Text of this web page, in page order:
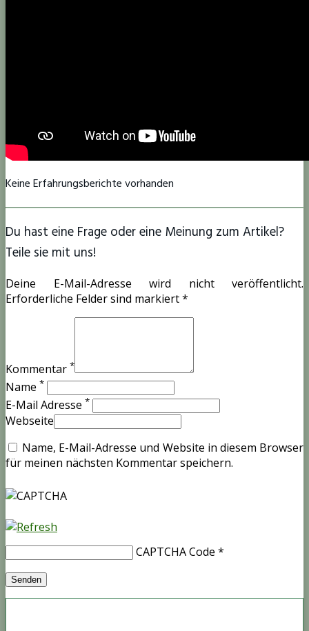
Keine Erfahrungsberichte vorhanden
Du hast eine Frage oder eine Meinung zum Artikel?
Teile sie mit uns!
Deine E-Mail-Adresse wird nicht veröffentlicht.
Erforderliche Felder sind markiert *
Kommentar *
Name *
E-Mail Adresse *
Webseite
Name, E-Mail-Adresse und Website in diesem Browser
für meinen nächsten Kommentar speichern.
CAPTCHA Code *